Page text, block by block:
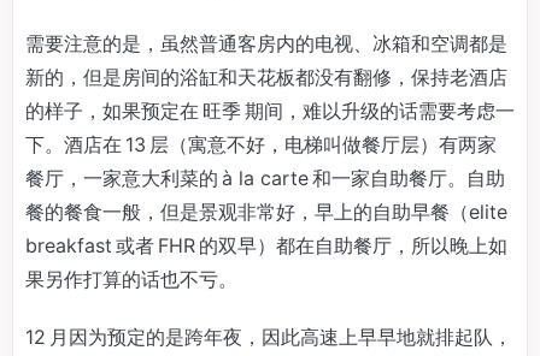
需要注意的是，虽然普通客房内的电视、冰箱和空调都是
新的，但是房间的浴缸和天花板都没有翻修，保持老酒店
的样子，如果预定在 旺季 期间，难以升级的话需要考虑一
下。酒店在 13 层（寓意不好，电梯叫做餐厅层）有两家
餐厅，一家意大利菜的 à la carte 和一家自助餐厅。自助
餐的餐食一般，但是景观非常好，早上的自助早餐（elite
breakfast 或者 FHR 的双早）都在自助餐厅，所以晚上如
果另作打算的话也不亏。
12 月因为预定的是跨年夜，因此高速上早早地就排起队，